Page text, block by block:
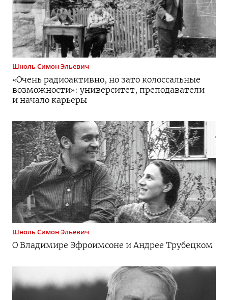
ШнольСимон Эльевич
«Очень радиоактивно, но зато колоссальные
возможности»: университет, преподаватели
и начало карьеры
ШнольСимон Эльевич
О Владимире Эфроимсоне и Андрее Трубецком